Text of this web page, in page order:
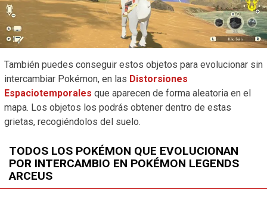
También puedes conseguir estos objetos para evolucionar sin
intercambiar Pokémon, en las Distorsiones
Espaciotemporales que aparecen de forma aleatoria en el
mapa. Los objetos los podrás obtener dentro de estas
grietas, recogiéndolos del suelo.
TODOS LOS POKÉMON QUE EVOLUCIONAN
POR INTERCAMBIO EN POKÉMON LEGENDS
ARCEUS